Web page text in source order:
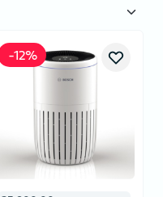
-12%